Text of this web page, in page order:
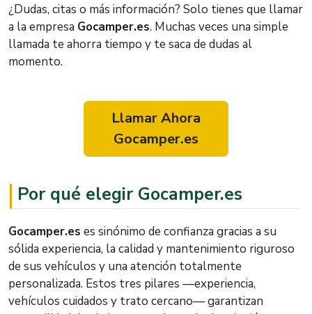
¿Dudas, citas o más información? Solo tienes que llamar
a la empresa Gocamper.es. Muchas veces una simple
llamada te ahorra tiempo y te saca de dudas al
momento.
Llamar Ahora
Gocamper.es
Por qué elegir Gocamper.es
Gocamper.es es sinónimo de confianza gracias a su
sólida experiencia, la calidad y mantenimiento riguroso
de sus vehículos y una atención totalmente
personalizada. Estos tres pilares —experiencia,
vehículos cuidados y trato cercano— garantizan